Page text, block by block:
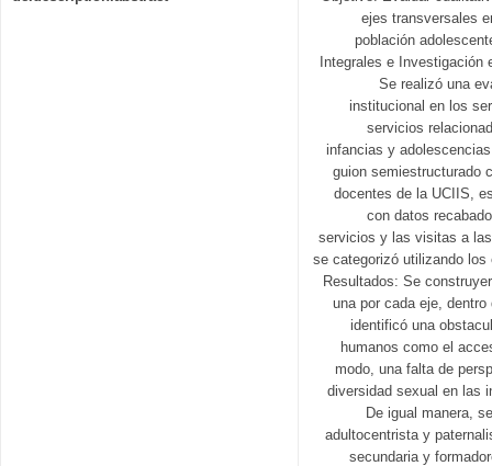
ejes transversales
población
Integrales e
Se realizó una
institucional en los
servicios
infancias y
guion semiestructurado
docentes de la UCIIS,
con datos
servicios y las visitas a
se categorizó utilizando
Resultados: Se
una por cada eje,
identificó una
humanos como el
modo, una falta de
diversidad sexual en las
De igual manera,
adultocentrista y
secundaria y